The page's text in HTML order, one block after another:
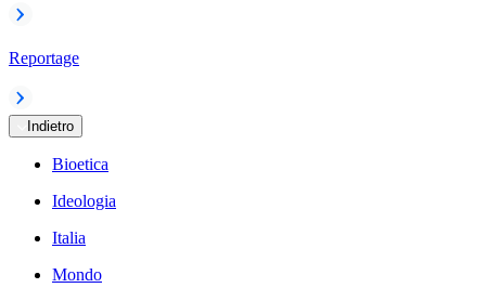
Reportage
Indietro
Bioetica
Ideologia
Italia
Mondo